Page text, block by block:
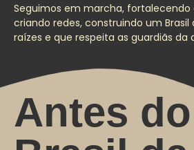
Seguimos em marcha, fortalecendo
criando redes, construindo um Brasil
raízes e que respeita as guardiãs da
Antes do